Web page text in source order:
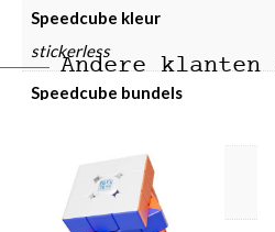
Speedcube kleur
stickerless
Speedcube bundels
Speedcube magneten
Geen
Andere klanten